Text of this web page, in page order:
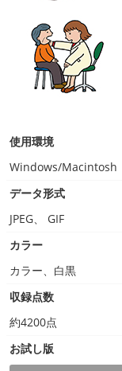
使用環境
Windows/Macintosh
データ形式
JPEG、 GIF
カラー
カラー、白黒
収録点数
約4200点
お試し版